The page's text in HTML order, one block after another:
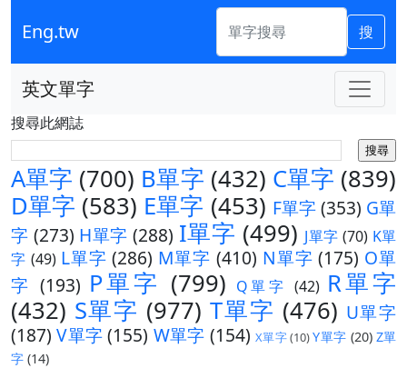
Eng.tw 搜
英文單字
搜尋此網誌
A單字 (700) B單字 (432) C單字 (839)
D單字 (583) E單字 (453) F單字(353) G單
字 (273) H單字 (288) I單字 (499) J單字 (70) K單
字 (49) L單字 (286) M單字 (410) N單字 (175) O單
字 (193) P單字 (799) Q單字 (42) R單字
(432) S單字 (977) T單字 (476) U單字
(187) V單字(155) W單字 (154) X單字(10)Y單字 (20) Z單
字 (14)